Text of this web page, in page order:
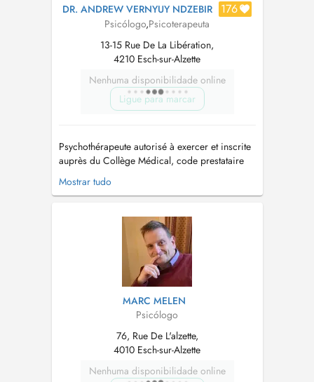
DR. ANDREW VERNYUY NDZEBIR 176
Psicólogo,Psicoterapeuta
13-15 Rue De La Libération,
4210 Esch-sur-Alzette
Nenhuma disponibilidade online
Ligue para marcar
Psychothérapeute autorisé à exercer et inscrite
auprès du Collège Médical, code prestataire
530261-59. Formé aux approches cognitivo-
comportementales pour la conceptualisation
psychologiques et prise en charge
psychothérapeutique intégrative. Praticien ...
Mostrar tudo
MARC MELEN
Psicólogo
76, Rue De L'alzette,
4010 Esch-sur-Alzette
Nenhuma disponibilidade online